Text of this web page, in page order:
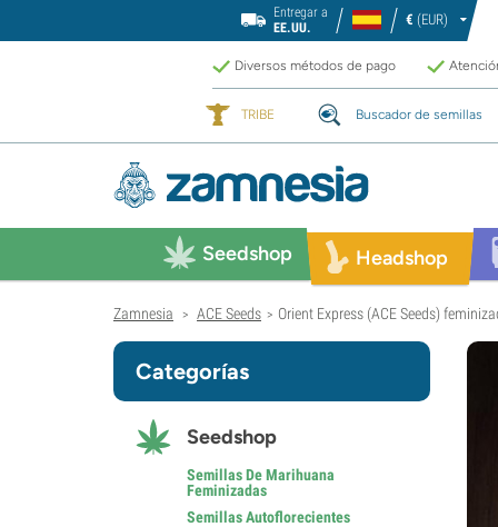
Entregar a
EE.UU.
€ (EUR)
Diversos métodos de pago
TRIBE Buscador de semillas
Seedshop Headshop
Zamnesia > ACE Seeds > Orient Express (ACE Seeds)
Categorías
Seedshop
Semillas De Marihuana
Feminizadas
Semillas Autoflorecientes